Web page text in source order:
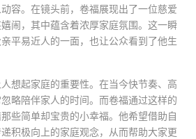
容。在镜头前，卷福展现出了一位慈爱
闹，其中蕴含着浓厚家庭氛围。这一瞬
平易近人的一面，也让公众看到了他生
想起家庭的重要性。在当今快节奏、高
略陪伴家人的时间。而卷福通过这样的
些简单却宝贵的小幸福。他希望借助自
积极向上的家庭观念，从而帮助大家更